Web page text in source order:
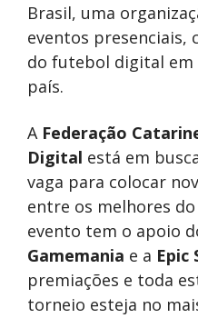
Brasil, uma
eventos presenciais,
do futebol digital em
país.
A Federação
Digital está em
vaga para colocar
entre os melhores
evento tem o apoio
Gamemania e a Epic
premiações e toda
torneio esteja no